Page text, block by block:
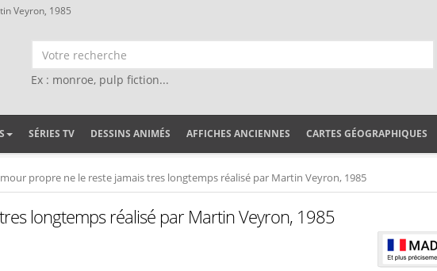
Veyron, 1985
Ex : monroe, pulp fiction...
SÉRIES TV DESSINS ANIMÉS AFFICHES ANCIENNES CARTES GÉOGRAPHIQUES
propre ne le reste jamais tres longtemps réalisé par Martin Veyron, 1985
longtemps réalisé par Martin Veyron, 1985